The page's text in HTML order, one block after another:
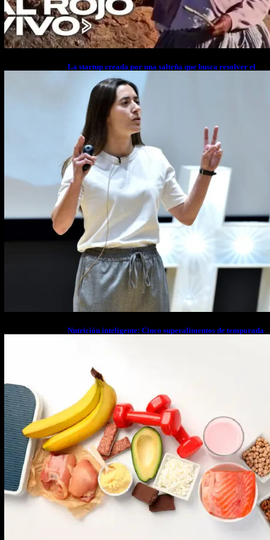
La startup creada por una salteña que busca resolver el
estrés financiero en Latinoamérica
Nutrición inteligente: Cinco superalimentos de temporada